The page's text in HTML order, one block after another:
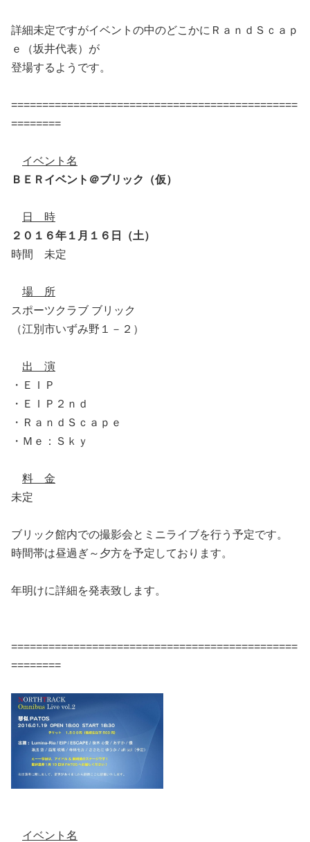
詳細未定ですがイベントの中のどこかにＲａｎｄＳｃａｐ
ｅ（坂井代表）が
登場するようです。
==============================================
========
イベント名
ＢＥＲイベント＠ブリック（仮）
日 時
２０１６年１月１６日（土）
時間 未定
場 所
スポーツクラブ ブリック
（江別市いずみ野１－２）
出 演
・ＥＩＰ
・ＥＩＰ２ｎｄ
・ＲａｎｄＳｃａｐｅ
・Ｍｅ：Ｓｋｙ
料 金
未定
ブリック館内での撮影会とミニライブを行う予定です。
時間帯は昼過ぎ～夕方を予定しております。
年明けに詳細を発表致します。
==============================================
========
イベント名